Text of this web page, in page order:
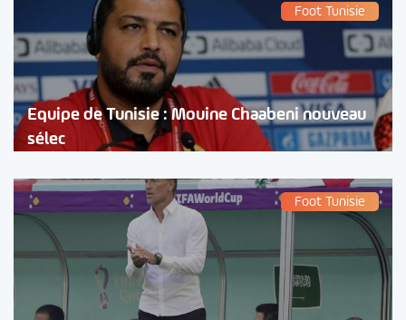
Foot Tunisie
Equipe de Tunisie : Mouine Chaabeni nouveau
sélec
Foot Tunisie